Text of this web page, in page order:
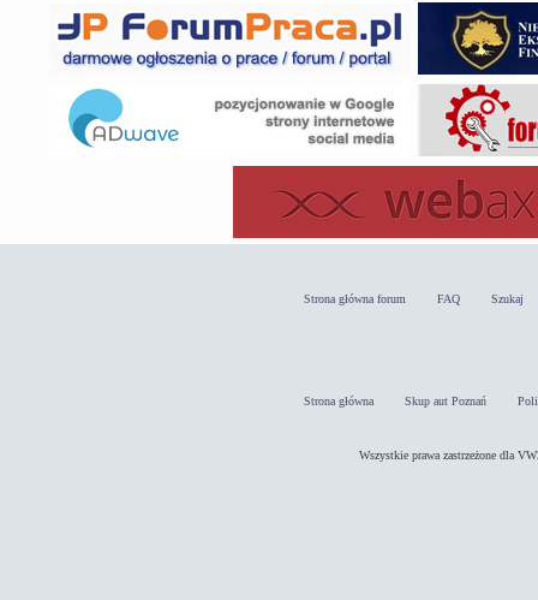
Strona główna forum FAQ Szukaj
Strona główna Skup aut Poznań
Wszystkie prawa zastrzeżone dla